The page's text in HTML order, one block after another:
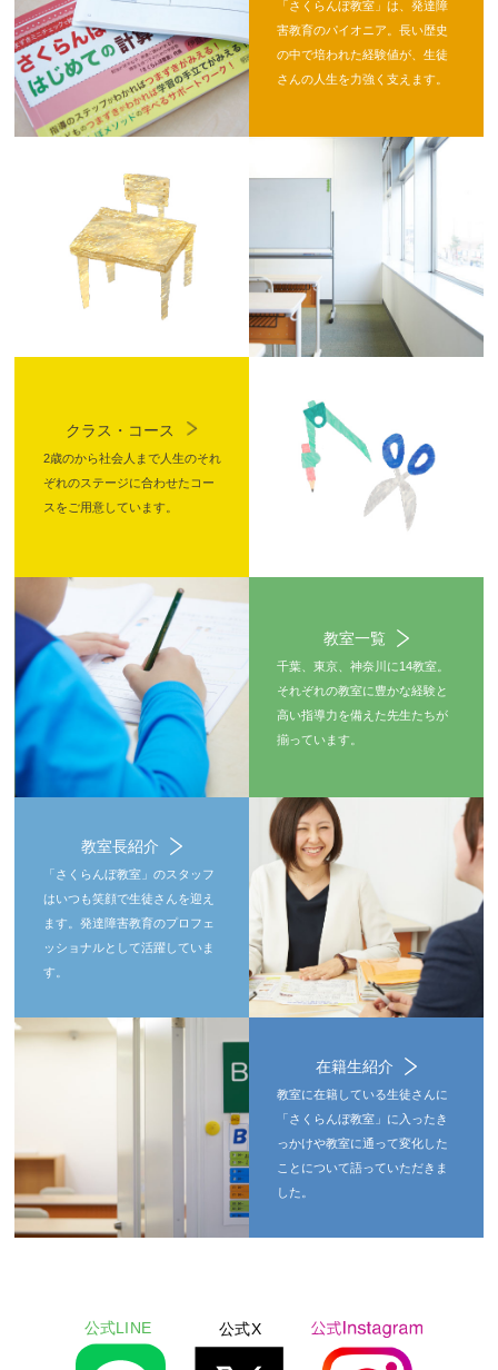
「さくらんぼ教室」は、発達障
害教育のパイオニア。長い歴史
の中で培われた経験値が、生徒
さんの人生を力強く支えます。
クラス・コース
2歳のから社会人まで人生のそれ
ぞれのステージに合わせたコー
スをご用意しています。
教室一覧
千葉、東京、神奈川に14教室。
それぞれの教室に豊かな経験と
高い指導力を備えた先生たちが
揃っています。
教室長紹介
「さくらんぼ教室」のスタッフ
はいつも笑顔で生徒さんを迎え
ます。発達障害教育のプロフェ
ッショナルとして活躍していま
す。
在籍生紹介
教室に在籍している生徒さんに
「さくらんぼ教室」に入ったき
っかけや教室に通って変化した
ことについて語っていただきま
した。